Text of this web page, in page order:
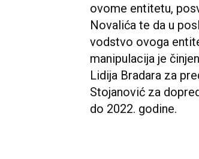
ovome entitetu,
Novalića te da u
vodstvo ovoga
manipulacija je
Lidija Bradara za
Stojanović za
do 2022. godine.